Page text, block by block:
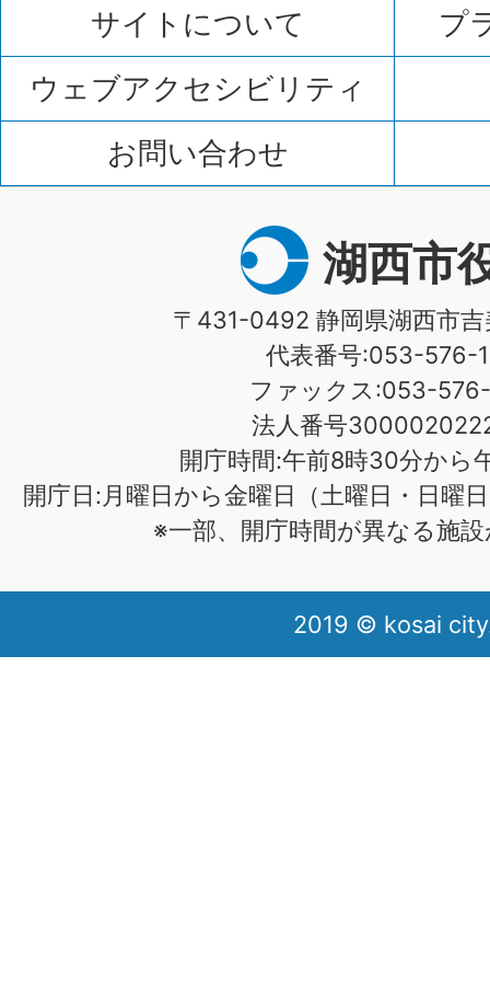
サイトについて
プ
ウェブアクセシビリティ
お問い合わせ
湖西市
〒431-0492 静岡県湖西市
代表番号:053-576-
ファックス:053-576-
法人番号
開庁時間:午前8時30分から
開庁日:月曜日から金曜日（土曜日・日曜
※一部、開庁時間が異なる施
2019 © kosai